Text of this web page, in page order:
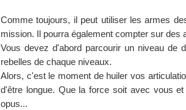
Comme toujours, il peut utiliser les armes
mission. Il pourra également compter sur
Vous devez d'abord parcourir un niveau de
rebelles de chaque niveaux.
Alors, c'est le moment de huiler vos
d'être longue. Que la force soit avec vous
opus...